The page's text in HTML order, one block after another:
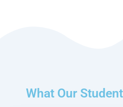
What Our